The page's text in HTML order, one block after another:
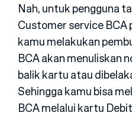
Nah, untuk pengguna
Customer service
kamu melakukan
BCA akan menuliskan
balik kartu atau
Sehingga kamu bisa
BCA melalui kartu